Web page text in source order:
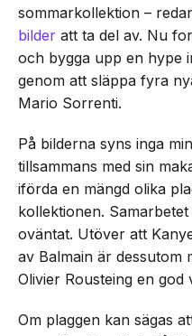
sommarkollektion –
bilder att ta del av. Nu
och bygga upp en hype
genom att släppa fyra
Mario Sorrenti.
På bilderna syns inga
tillsammans med sin
iförda en mängd olika
kollektionen.
oväntat. Utöver att
av Balmain är dessutom
Olivier Rousteing en god
Om plaggen kan sägas